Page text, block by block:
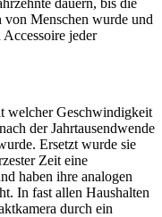
Menschen wurde und
jeder
welcher Geschwindigkeit
der Jahrtausendwende
Ersetzt wurde sie
Zeit eine
haben ihre analogen
In fast allen Haushalten
durch ein